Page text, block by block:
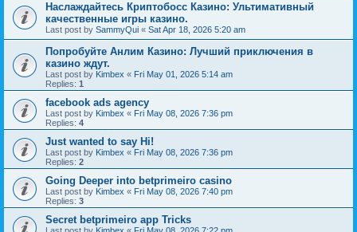
Наслаждайтесь Криптобосс Казино: Ультимативный
качественные игры казино.
Last post by SammyQui « Sat Apr 18, 2026 5:20 am
Попробуйте Анлим Казино: Лучший приключения в
казино ждут.
Last post by Kimbex « Fri May 01, 2026 5:14 am
Replies: 1
facebook ads agency
Last post by Kimbex « Fri May 08, 2026 7:36 pm
Replies: 4
Just wanted to say Hi!
Last post by Kimbex « Fri May 08, 2026 7:36 pm
Replies: 2
Going Deeper into betprimeiro casino
Last post by Kimbex « Fri May 08, 2026 7:40 pm
Replies: 3
Secret betprimeiro app Tricks